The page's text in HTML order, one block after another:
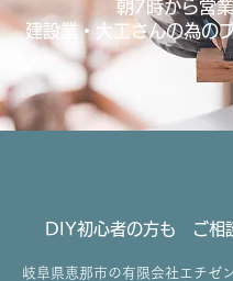
朝7時から営業
建設業・大工さんの為の
DIY初心者の方も ご相
岐阜県恵那市の有限会社エチゼ